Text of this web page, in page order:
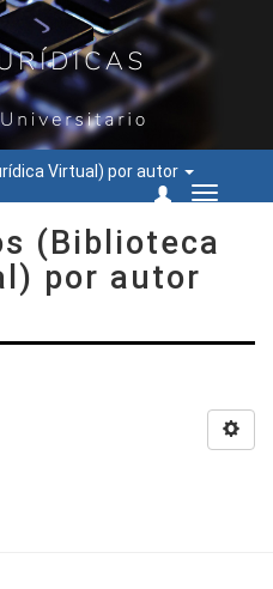
Virtual) por autor
Cambiar
(Biblioteca
por autor